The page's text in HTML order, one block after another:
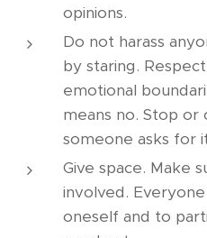
opinions.
Do not harass
by staring.
emotional
means no. Stop or
someone asks for
Give space. Make
involved.
oneself and to